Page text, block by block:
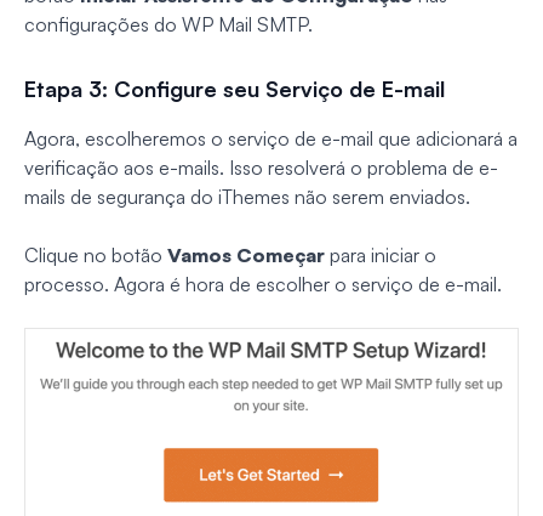
configurações do WP Mail SMTP.
Etapa 3: Configure seu Serviço de E-mail
Agora, escolheremos o serviço de e-mail que adicionará a
verificação aos e-mails. Isso resolverá o problema de e-
mails de segurança do iThemes não serem enviados.
Clique no botão Vamos Começar para iniciar o
processo. Agora é hora de escolher o serviço de e-mail.